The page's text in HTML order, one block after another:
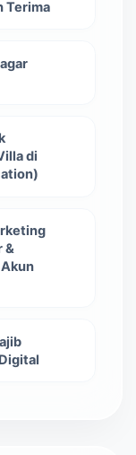
Terima
di
&